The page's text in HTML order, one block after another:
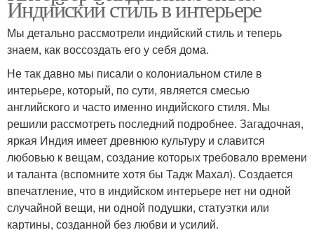
Индийский стиль в интерьере
Мы детально рассмотрели индийский стиль и теперь
знаем, как воссоздать его у себя дома.
Не так давно мы писали о колониальном стиле в
интерьере, который, по сути, является смесью
английского и часто именно индийского стиля. Мы
решили рассмотреть последний подробнее. Загадочная,
яркая Индия имеет древнюю культуру и славится
любовью к вещам, создание которых требовало времени
и таланта (вспомните хотя бы Тадж Махал). Создается
впечатление, что в индийском интерьере нет ни одной
случайной вещи, ни одной подушки, статуэтки или
картины, созданной без любви и усилий.